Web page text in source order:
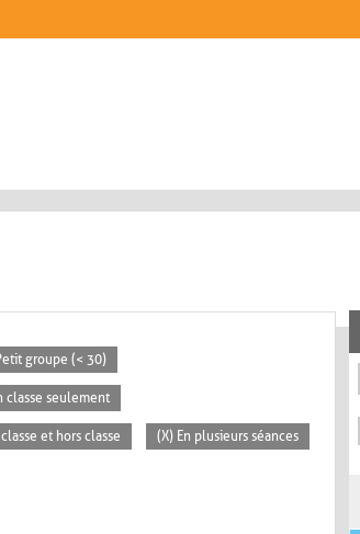
groupe (< 30)
classe seulement
et hors classe (X) En plusieurs séances